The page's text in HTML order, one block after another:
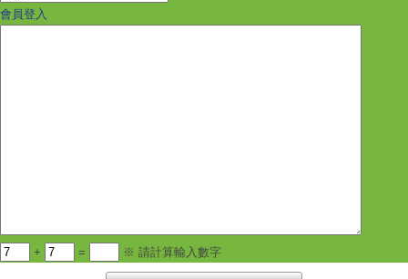
會員登入
+ = ※ 請計算輸入數字